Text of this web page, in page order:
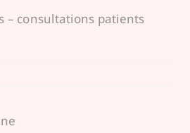
– consultations patients